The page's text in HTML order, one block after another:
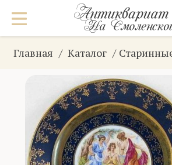
Главная Каталог